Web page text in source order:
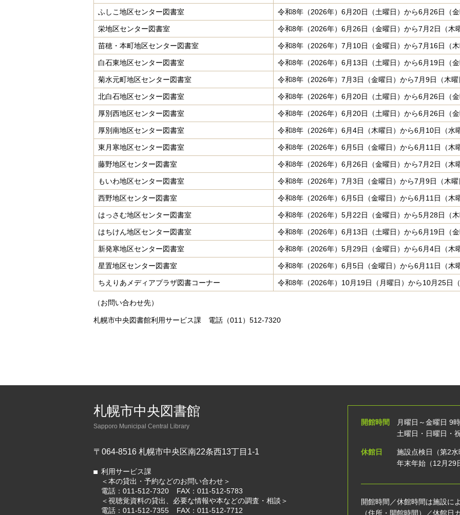
ふしこ地区センター図書室 令和8年（2026年）6月20日（土曜日）から6月26日（
栄地区センター図書室 令和8年（2026年）6月26日（金曜日）から7月2日（木
苗穂・本町地区センター図書室 令和8年（2026年）7月10日（金曜日）から7月16日（
白石東地区センター図書室 令和8年（2026年）6月13日（土曜日）から6月19日（
菊水元町地区センター図書室 令和8年（2026年）7月3日（金曜日）から7月9日（木
北白石地区センター図書室 令和8年（2026年）6月20日（土曜日）から6月26日（
厚別西地区センター図書室 令和8年（2026年）6月20日（土曜日）から6月26日（
厚別南地区センター図書室 令和8年（2026年）6月4日（木曜日）から6月10日（水
東月寒地区センター図書室 令和8年（2026年）6月5日（金曜日）から6月11日（木
藤野地区センター図書室 令和8年（2026年）6月26日（金曜日）から7月2日（木
もいわ地区センター図書室 令和8年（2026年）7月3日（金曜日）から7月9日（木
西野地区センター図書室 令和8年（2026年）6月5日（金曜日）から6月11日（木
はっさむ地区センター図書室 令和8年（2026年）5月22日（金曜日）から5月28日（
はちけん地区センター図書室 令和8年（2026年）6月13日（土曜日）から6月19日（
新発寒地区センター図書室 令和8年（2026年）5月29日（金曜日）から6月4日（木
星置地区センター図書室 令和8年（2026年）6月5日（金曜日）から6月11日（木
ちえりあメディアプラザ図書コーナー 令和8年（2026年）10月19日（月曜日）から10月25日
（お問い合わせ先）
札幌市中央図書館利用サービス課 電話（011）512-7320
札幌市中央図書館
Sapporo Municipal Central Library
〒064-8516 札幌市中央区南22条西13丁目1-1
利用サービス課
＜本の貸出・予約などのお問い合わせ＞
電話： 011-512-7320
FAX：011-512-5783
＜視聴覚資料の貸出、必要な情報や本などの調査・相談＞
電話： 011-512-7355 FAX：011-512-7712
開館時間
月曜日～金曜日 9
土曜日・日曜日・
休館日
施設点検日（第2
年末年始（12月29
開館時間／休館時間は施設に
（住所・開館時間）
／休館日